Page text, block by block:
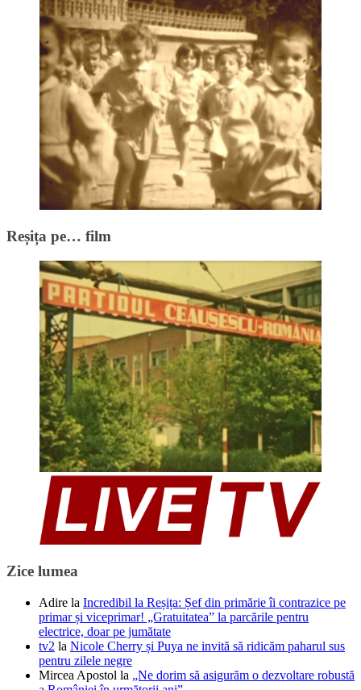
Reșița pe… film
Zice lumea
Adire la Incredibil la Reșița: Șef din primărie îi contrazice pe
primar și viceprimar! „Gratuitatea” la parcările pentru
electrice, doar pe jumătate
tv2 la Nicole Cherry și Puya ne invită să ridicăm paharul sus
pentru zilele negre
Mircea Apostol la „Ne dorim să asigurăm o dezvoltare robustă